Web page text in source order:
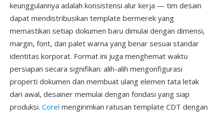
keunggulannya adalah konsistensi alur kerja — tim desain
dapat mendistribusikan template bermerek yang
memastikan setiap dokumen baru dimulai dengan dimensi,
margin, font, dan palet warna yang benar sesuai standar
identitas korporat. Format ini juga menghemat waktu
persiapan secara signifikan: alih-alih mengonfigurasi
properti dokumen dan membuat ulang elemen tata letak
dari awal, desainer memulai dengan fondasi yang siap
produksi. Corel mengirimkan ratusan template CDT dengan